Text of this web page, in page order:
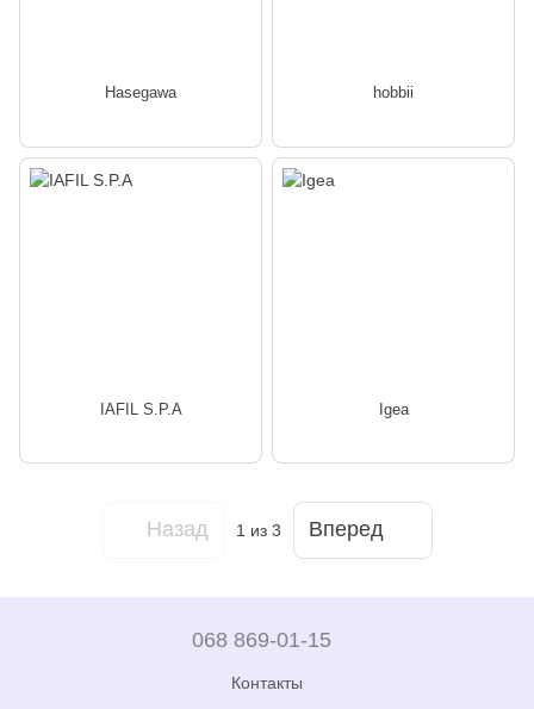
Hasegawa hobbii
IAFIL S.P.A Igea
Назад 1 из 3 Вперед
068 869-01-15
Контакты